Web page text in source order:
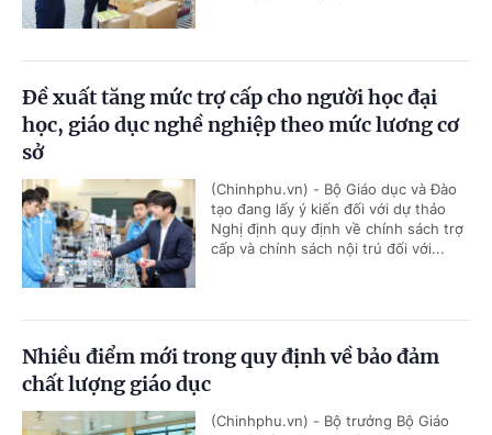
Đề xuất tăng mức trợ cấp cho người học đại
học, giáo dục nghề nghiệp theo mức lương cơ
sở
(Chinhphu.vn) - Bộ Giáo dục và Đào
tạo đang lấy ý kiến đối với dự thảo
Nghị định quy định về chính sách trợ
cấp và chính sách nội trú đối với...
Nhiều điểm mới trong quy định về bảo đảm
chất lượng giáo dục
(Chinhphu.vn) - Bộ trưởng Bộ Giáo